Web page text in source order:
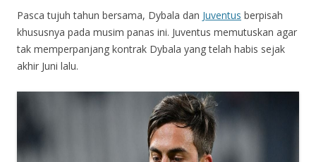
Pasca tujuh tahun bersama, Dybala dan Juventus berpisah
khususnya pada musim panas ini. Juventus memutuskan agar
tak memperpanjang kontrak Dybala yang telah habis sejak
akhir Juni lalu.